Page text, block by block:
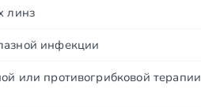
линз
инфекции
или противогрибковой терапии